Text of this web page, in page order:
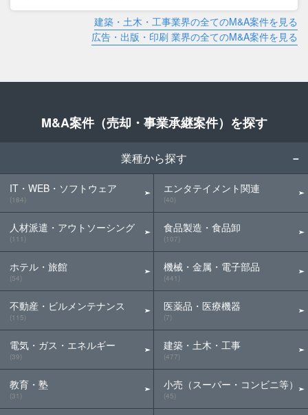
建築・土木・工事業界の全てのM&A案件を見る
広告・出版・印刷 業界の全てのM&A案件を見る
M&A案件（売却・事業承継案件）を探す
業種から探す
IT・WEB・ソフトウェア
(184)
人材派遣・アウトソーシング
(111)
ホテル・旅館
(54)
不動産・ビルメンテナンス
(115)
電気・ガス・エネルギー
(39)
教育・塾
(31)
エンタテイメント関連
(40)
食品製造・食品卸
(107)
機械・金属・電子部品
(441)
医薬品・医療機器
(7)
建築・土木・工事
(477)
小売（スーパー・コンビニ等）
(45)